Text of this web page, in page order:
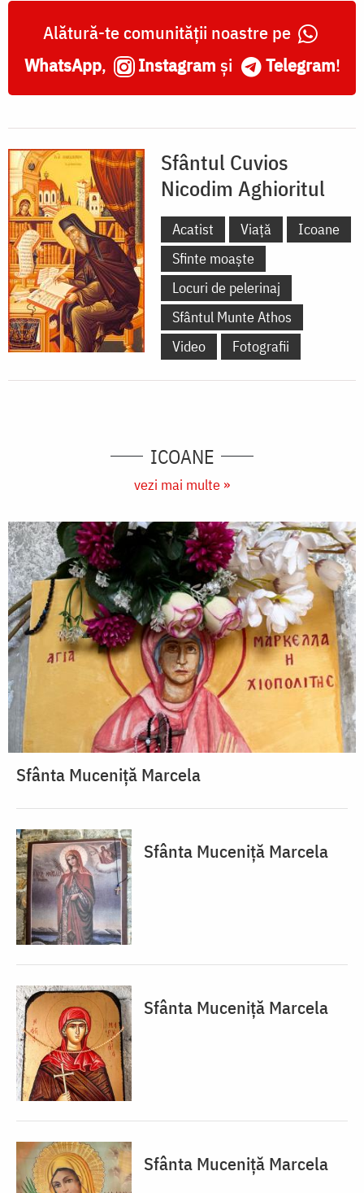
Alătură-te comunității noastre pe
WhatsApp, Instagram și Telegram!
Sfântul Cuvios
Nicodim Aghioritul
Acatist Viață
Icoane
Sfinte moaște
Locuri de pelerinaj
Sfântul Munte Athos
Video
Fotografii
ICOANE
vezi mai multe »
Sfânta Muceniță Marcela
Sfânta Muceniță Marcela
Sfânta Muceniță Marcela
Sfânta Muceniță Marcela